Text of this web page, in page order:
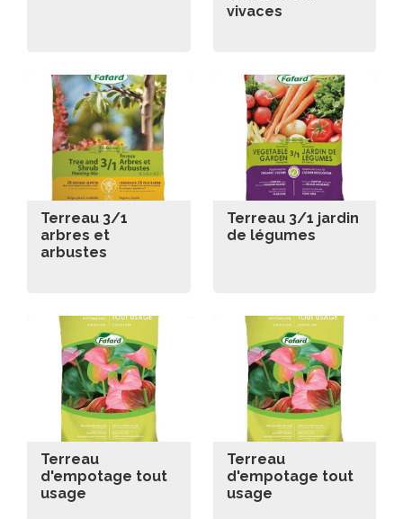
vivaces
Terreau 3/1
arbres et
arbustes
Terreau 3/1 jardin
de légumes
Terreau
d'empotage tout
usage
Terreau
d'empotage tout
usage